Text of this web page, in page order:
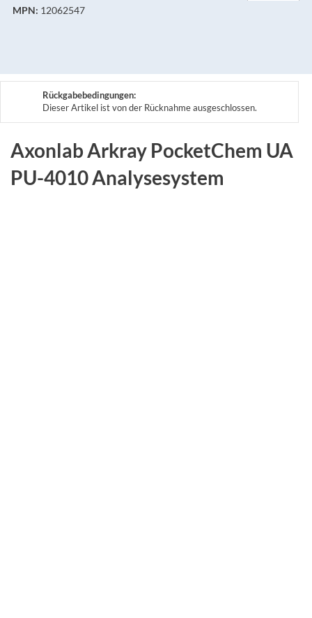
MPN: 12062547
Rückgabebedingungen:
Dieser Artikel ist von der Rücknahme ausgeschlossen.
Axonlab Arkray PocketChem UA
PU-4010 Analysesystem